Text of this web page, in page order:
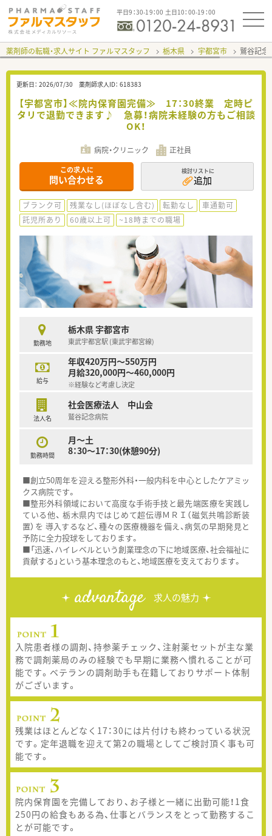
平日9：30-19：00 土日10：00-19：00
薬剤師の転職・求人サイト ファルマスタッフ 栃木県 宇都宮市 鷲谷記念
更新日： 2026/07/30 薬剤師求人ID： 618383
【宇都宮市】≪院内保育園完備≫ 17：30終業 定時ピ
タリで退勤できます♪ 急募！病院未経験の方もご相談
OK！
病院・クリニック 正社員
この求人に
問い合わせる
検討リストに
追加
ブランク可 残業なし(ほぼなし含む) 転勤なし
車通勤可
託児所あり
60歳以上可 ~18時までの職場
勤務地
栃木県 宇都宮市
東武宇都宮駅 (東武宇都宮線)
給与
年収420万円～550万円
月給320,000円～460,000円
※経験など考慮し決定
法人名
社会医療法人 中山会
鷲谷記念病院
勤務時間
月～土
8：30～17：30(休憩90分)
■創立50周年を迎える整形外科・一般内科を中心としたケアミッ
クス病院です。
■整形外科領域において高度な手術手技と最先端医療を実践し
ている他、 栃木県内ではじめて超伝導ＭＲＩ（磁気共鳴診断装
置）を 導入するなど、種々の医療機器を備え、病気の早期発見と
予防に全力投球をしております。
■「迅速、ハイレベルという創業理念の下に地域医療、社会福祉に
貢献する」という基本理念のもと、地域医療を支えております。
advantage 求人の魅力
入院患者様の調剤、持参薬チェック、注射薬セットが主な業
務で調剤薬局のみの経験でも早期に業務へ慣れることが可
能です。ベテランの調剤助手も在籍しておりサポート体制
がございます。
残業はほとんどなく17：30には片付けも終わっている状況
です。定年退職を迎えて第2の職場としてご検討頂く事も可
能です。
院内保育園を完備しており、お子様と一緒に出勤可能！1食
250円の給食もある為、仕事とバランスをとって勤務するこ
とが可能です。